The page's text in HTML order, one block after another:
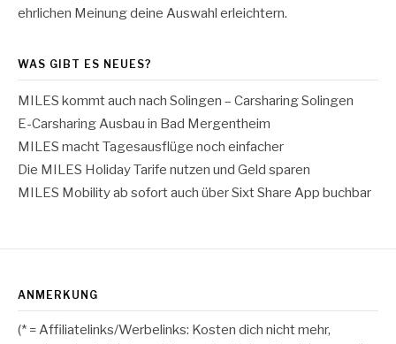
ehrlichen Meinung deine Auswahl erleichtern.
WAS GIBT ES NEUES?
MILES kommt auch nach Solingen – Carsharing Solingen
E-Carsharing Ausbau in Bad Mergentheim
MILES macht Tagesausflüge noch einfacher
Die MILES Holiday Tarife nutzen und Geld sparen
MILES Mobility ab sofort auch über Sixt Share App buchbar
ANMERKUNG
(* = Affiliatelinks/Werbelinks: Kosten dich nicht mehr,